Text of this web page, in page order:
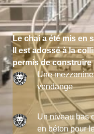
Le chai a été mis en
Il est adossé à la
permis de
Une
vendange
Un niveau bas
en béton pour